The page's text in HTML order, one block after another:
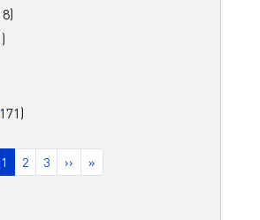
Page courante
1 Page
2 Page
3 Page suivante
›› Dernière page
»